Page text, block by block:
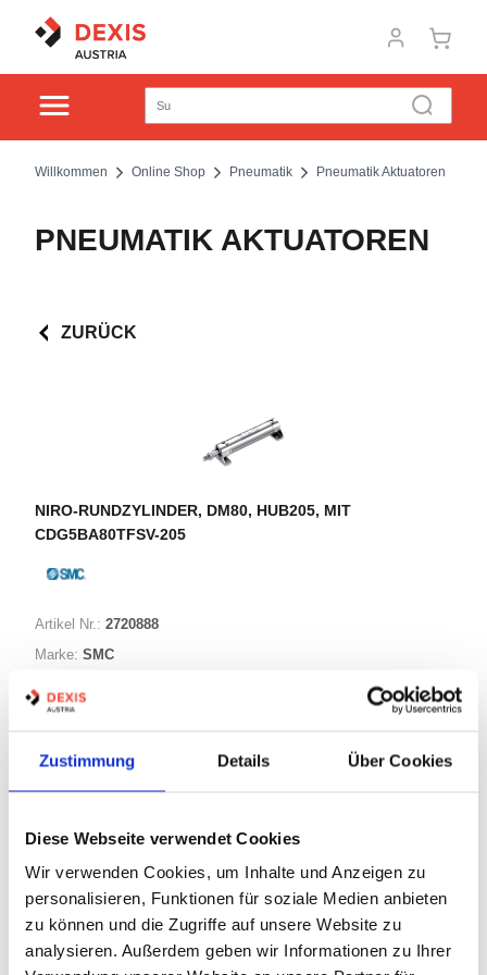
Zustimmung Details Über Cookies
Diese Webseite verwendet Cookies
Wir verwenden Cookies, um Inhalte und Anzeigen zu
personalisieren, Funktionen für soziale Medien anbieten
zu können und die Zugriffe auf unsere Website zu
analysieren. Außerdem geben wir Informationen zu Ihrer
Willkommen Online Shop Pneumatik Pneumatik Aktuatoren
PNEUMATIK AKTUATOREN
ZURÜCK
NIRO-RUNDZYLINDER, DM80, HUB205, MIT
CDG5BA80TFSV-205
Artikel Nr.: 2720888
Marke: SMC
Bezeichnung:
STK
Nicht auf Lager
Print
PRODUKTBESCHREIBUNG